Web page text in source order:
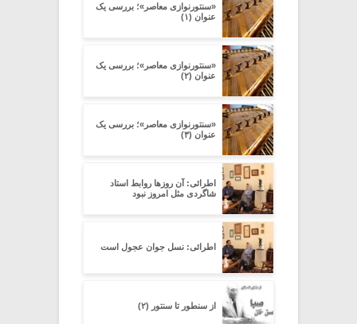
«سنتورنوازی معاصر»؛ بررسی یک
عنوان (۱)
«سنتورنوازی معاصر»؛ بررسی یک
عنوان (۲)
«سنتورنوازی معاصر»؛ بررسی یک
عنوان (۳)
اطرائی: آن روزها روابط استاد
شاگردی مثل امروز نبود
اطرائی: نسل جوان عجول است
از سنطور تا سنتور (۲)